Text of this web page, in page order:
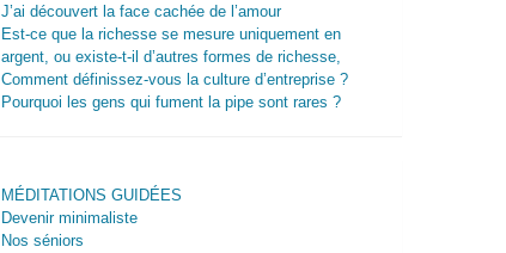
J’ai découvert la face cachée de l’amour
Est-ce que la richesse se mesure uniquement en
argent, ou existe-t-il d’autres formes de richesse,
Comment définissez-vous la culture d’entreprise ?
Pourquoi les gens qui fument la pipe sont rares ?
MÉDITATIONS GUIDÉES
Devenir minimaliste
Nos séniors